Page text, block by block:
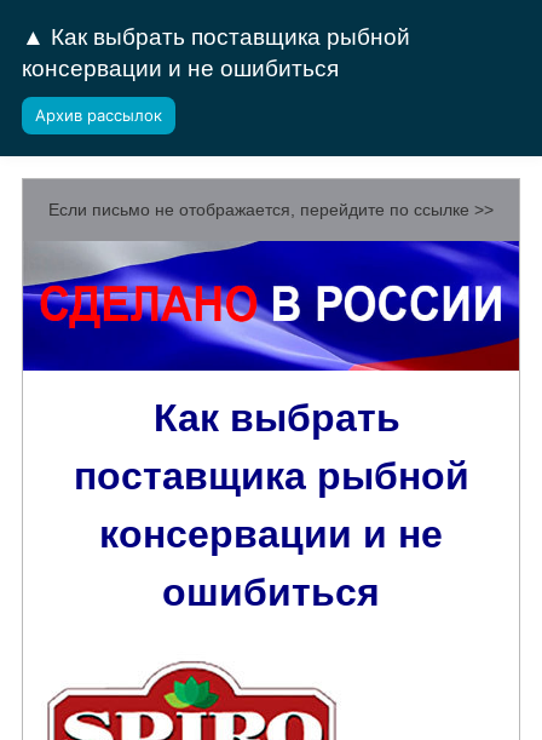
▲ Как выбрать поставщика рыбной
консервации и не ошибиться
Архив рассылок
Если письмо не отображается, перейдите по ссылке >>
Как выбрать
поставщика рыбной
консервации и не
ошибиться